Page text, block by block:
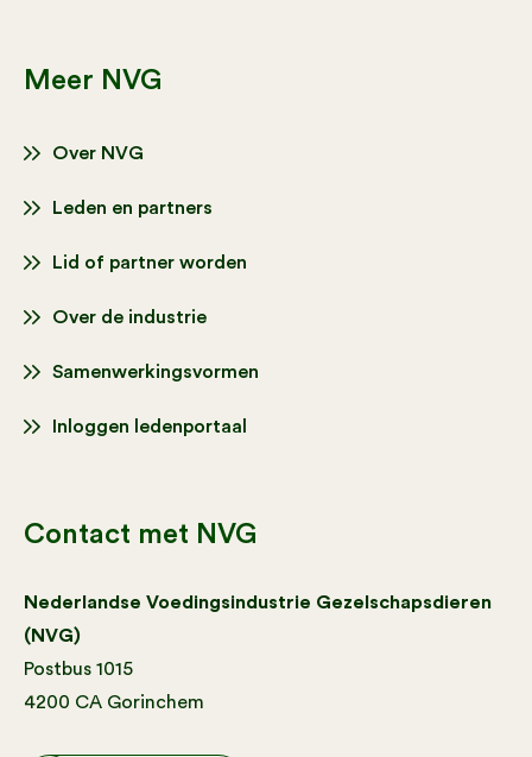
Meer NVG
Over NVG
Leden en partners
Lid of partner worden
Over de industrie
Samenwerkingsvormen
Inloggen ledenportaal
Contact met NVG
Nederlandse Voedingsindustrie Gezelschapsdieren
(NVG)
Postbus 1015
4200 CA Gorinchem